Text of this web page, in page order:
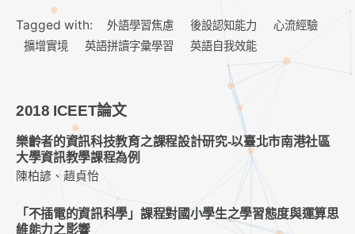
Tagged with: 外語學習焦慮 後設認知能力
心流經驗
擴增實境
英語拼讀字彙學習 英語自我效能
2018 ICEET論文
樂齡者的資訊科技教育之課程設計研究-以臺北市南港社區
大學資訊教學課程為例
陳柏諺、趙貞怡
「不插電的資訊科學」課程對國小學生之學習態度與運算思
維能力之影響